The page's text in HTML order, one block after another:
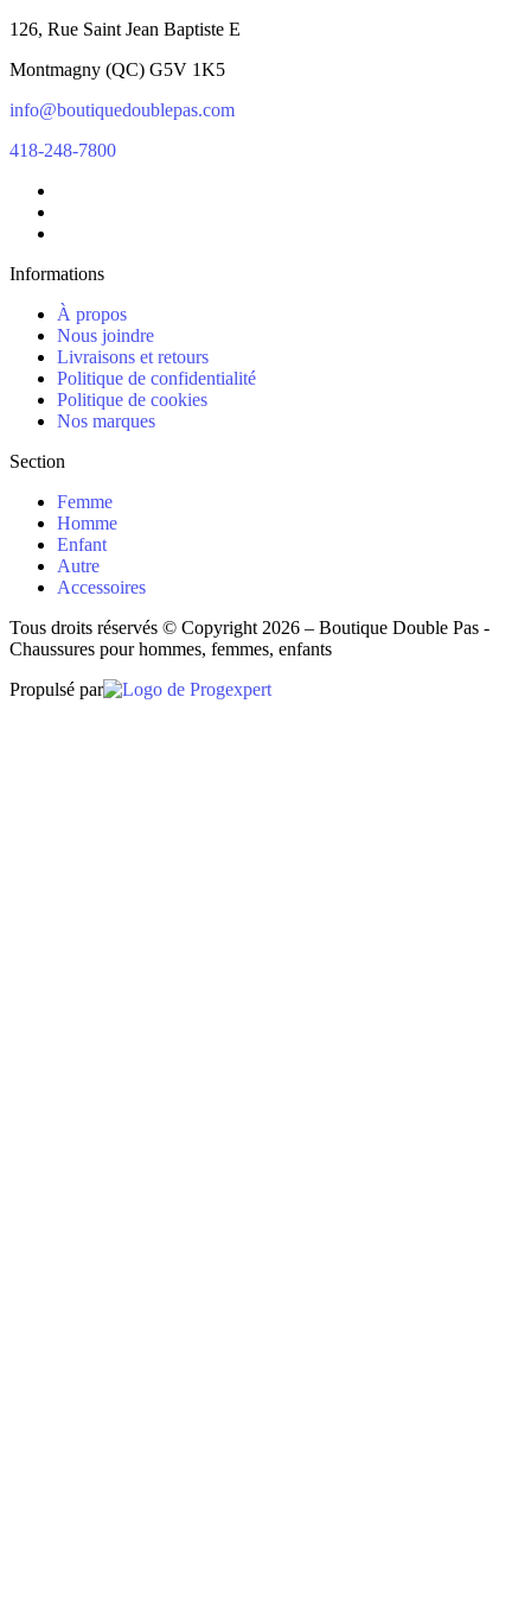
126, Rue Saint Jean Baptiste E
Montmagny (QC) G5V 1K5
info@boutiquedoublepas.com
418-248-7800
Informations
À propos
Nous joindre
Livraisons et retours
Politique de confidentialité
Politique de cookies
Nos marques
Section
Femme
Homme
Enfant
Autre
Accessoires
Tous droits réservés © Copyright 2026 – Boutique Double Pas -
Chaussures pour hommes, femmes, enfants
Propulsé par